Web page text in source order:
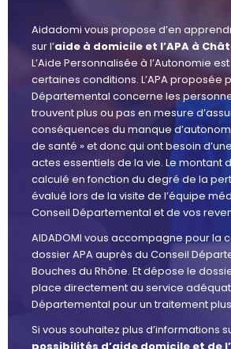
Aidadomi vous propose d’en
sur l’aide à domicile et l’APA à
L’Aide Personnalisée à l’Autonomie
certaines conditions. L’APA proposée
Départemental concerne les
trouvent plus ou pas en mesure
conséquences du manque
de santé » et donc qui ont besoin
actes essentiels de la vie. Le montant
calculé en fonction du degré de la
évalué lors de la visite de l’équipe
Conseil Départemental et de vos
AIDADOMI vous accompagne pour la
dossier APA auprès du Conseil
Bouches du Rhône. Et dépose le
place directement au service
Départemental pour un traitement
Si vous souhaitez plus d’informations